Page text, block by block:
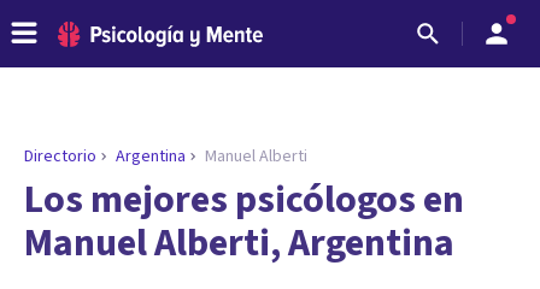
Directorio Argentina Manuel Alberti
Los mejores psicólogos en
Manuel Alberti, Argentina